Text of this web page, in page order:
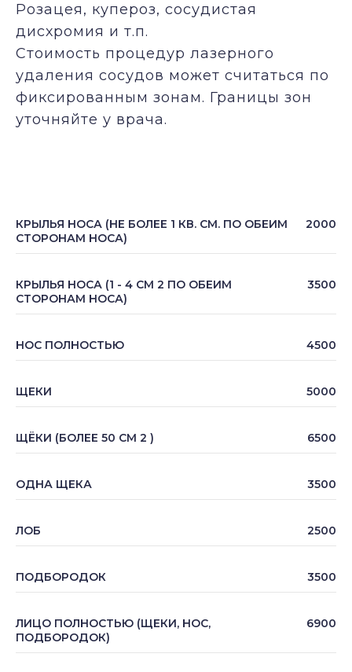
Розацея, купероз, сосудистая
дисхромия и т.п.
Стоимость процедур лазерного
удаления сосудов может считаться по
фиксированным зонам. Границы зон
уточняйте у врача.
КРЫЛЬЯ НОСА (НЕ БОЛЕЕ 1 КВ. СМ. ПО ОБЕИМ
СТОРОНАМ НОСА)
2000
КРЫЛЬЯ НОСА (1 - 4 СМ 2 ПО ОБЕИМ
СТОРОНАМ НОСА)
3500
НОС ПОЛНОСТЬЮ 4500
ЩЕКИ 5000
ЩЁКИ (БОЛЕЕ 50 СМ 2 ) 6500
ОДНА ЩЕКА 3500
ЛОБ 2500
ПОДБОРОДОК 3500
ЛИЦО ПОЛНОСТЬЮ (ЩЕКИ, НОС,
ПОДБОРОДОК)
6900